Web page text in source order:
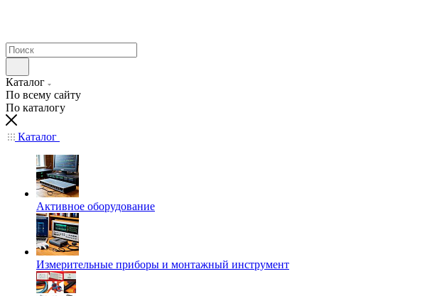
Каталог
По всему сайту
По каталогу
Каталог
Активное оборудование
Измерительные приборы и монтажный инструмент